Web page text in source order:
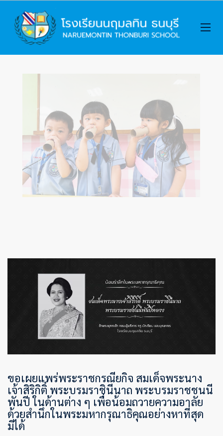
ขอเผยแพร่พระราชกรณียกิจ สมเด็จพระนาง
เจ้าสิริกิติ์ พระบรมราชินีนาถ พระบรมราชชนนี
พันปี ในด้านต่าง ๆ เพื่อน้อมถวายความอาลัย
ด้วยสำนึกในพระมหากรุณาธิคุณอย่างหาที่สุด
มิได้